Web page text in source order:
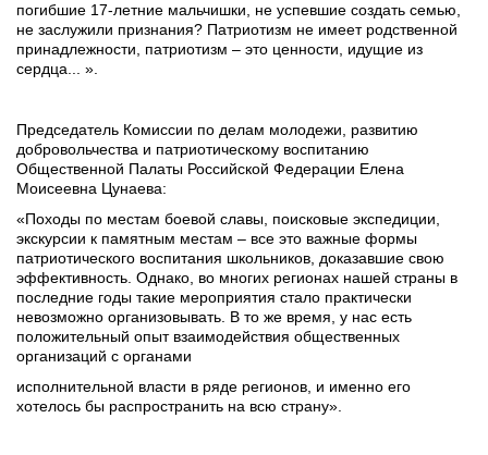
погибшие 17-летние мальчишки, не успевшие создать семью,
не заслужили признания? Патриотизм не имеет родственной
принадлежности, патриотизм – это ценности, идущие из
сердца... ».
Председатель Комиссии по делам молодежи, развитию
добровольчества и патриотическому воспитанию
Общественной Палаты Российской Федерации Елена
Моисеевна Цунаева:
«Походы по местам боевой славы, поисковые экспедиции,
экскурсии к памятным местам – все это важные формы
патриотического воспитания школьников, доказавшие свою
эффективность. Однако, во многих регионах нашей страны в
последние годы такие мероприятия стало практически
невозможно организовывать. В то же время, у нас есть
положительный опыт взаимодействия общественных
организаций с органами
исполнительной власти в ряде регионов, и именно его
хотелось бы распространить на всю страну».